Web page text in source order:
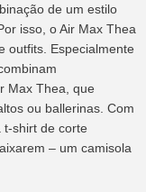
de um estilo
isso, o Air Max Thea
outfits. Especialmente
Max Thea, que
ou ballerinas. Com
t-shirt de corte
– um camisola